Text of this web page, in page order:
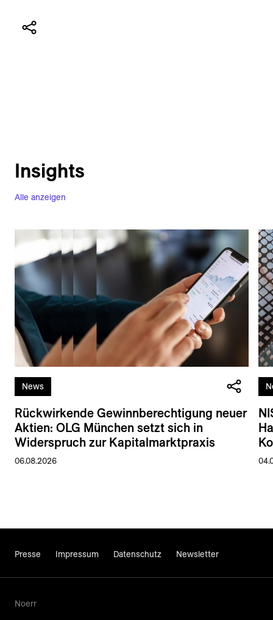
Alle anzeigen
Insights
News
Rückwirkende Gewinnberechtigung neuer
Aktien: OLG München setzt sich in
Widerspruch zur Kapitalmarktpraxis
06.08.2026
Presse Impressum Datenschutz Newsletter
Noerr